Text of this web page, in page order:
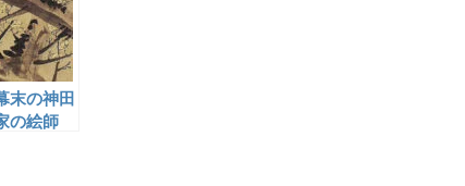
末の神田
の絵師